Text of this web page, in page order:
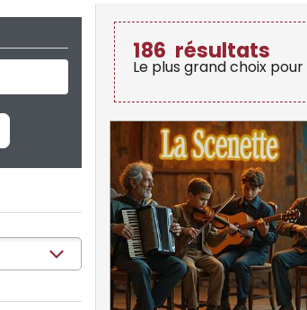
186 résultats
Le plus grand choix